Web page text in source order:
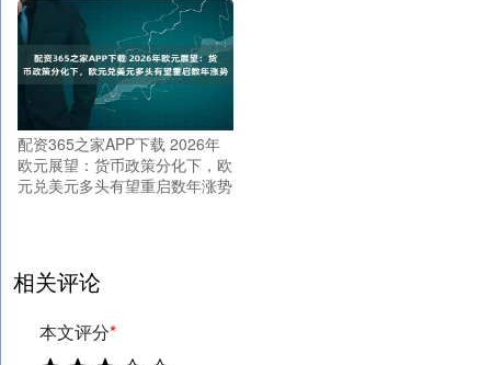
配资365之家APP下载 2026年
欧元展望：货币政策分化下，欧
元兑美元多头有望重启数年涨势
相关评论
本文评分*